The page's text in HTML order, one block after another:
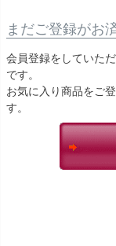
まだご登録がお
会員登録をしていた
です。
お気に入り商品をご
す。